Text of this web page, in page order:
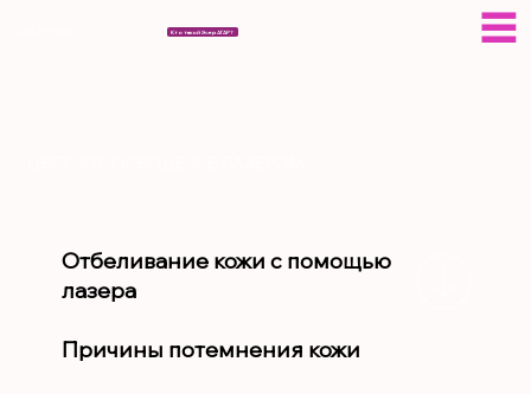
Кто такой Эсер АГАР?
Отбеливание кожи с помощью
лазера
Причины потемнения кожи